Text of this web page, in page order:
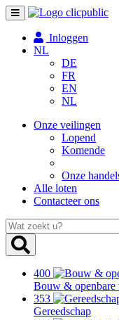
Toggle
navigation
Inloggen
NL
DE
FR
EN
NL
Onze veilingen
Lopend
Komende
Onze
Alle loten
Contacteer ons
Wat
zoekt
u?
400
Bouw & openbare
353
Gereedschap